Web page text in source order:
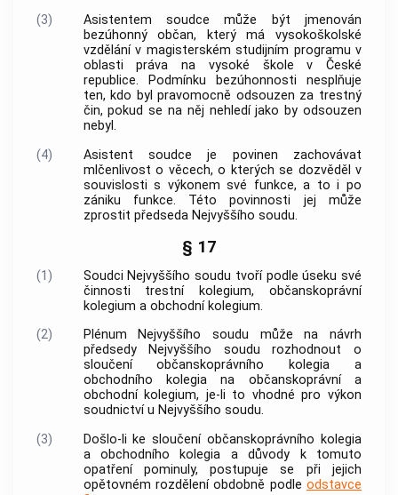
(3)
Asistentem soudce může být jmenován
bezúhonný občan, který má vysokoškolské
vzdělání v magisterském studijním programu v
oblasti práva na vysoké škole v České
republice. Podmínku
bezúhonnosti nesplňuje
ten, kdo byl pravomocně odsouzen za trestný
čin, pokud se na něj nehledí jako by odsouzen
nebyl.
(4)
Asistent soudce je povinen zachovávat
mlčenlivost o věcech, o kterých se dozvěděl v
souvislosti s výkonem své funkce, a to i po
zániku funkce. Této povinnosti jej může
zprostit předseda Nejvyššího soudu.
§ 17
(1)
Soudci Nejvyššího soudu tvoří podle úseku své
činnosti trestní kolegium, občanskoprávní
kolegium a obchodní kolegium.
(2)
Plénum Nejvyššího soudu může na návrh
předsedy Nejvyššího soudu rozhodnout o
sloučení občanskoprávního kolegia a
obchodního kolegia na občanskoprávní a
obchodní kolegium, je-li to vhodné pro výkon
soudnictví u Nejvyššího soudu.
(3)
Došlo-li ke sloučení občanskoprávního kolegia
a obchodního kolegia a důvody k tomuto
opatření pominuly, postupuje se při jejich
opětovném rozdělení obdobně podle odstavce